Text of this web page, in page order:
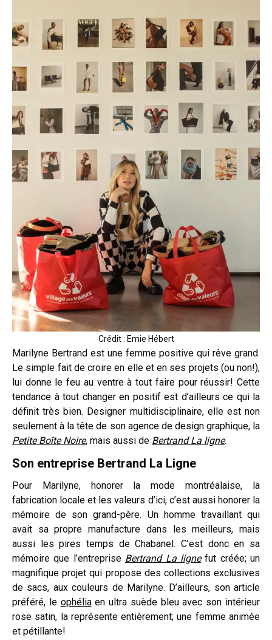
Crédit : Emie Hébert
Marilyne Bertrand est une femme positive qui rêve grand.
Le simple fait de croire en elle et en ses projets (ou non!),
lui donne le feu au ventre à tout faire pour réussir! Cette
tendance à tout changer en positif est d’ailleurs ce qui la
définit très bien. Designer multidisciplinaire, elle est non
seulement à la tête de son agence de design graphique, la
Petite Boîte Noire, mais aussi de Bertrand La ligne.
Son entreprise Bertrand La Ligne
Pour Marilyne, honorer la mode montréalaise, la
fabrication locale et les valeurs d’ici, c’est aussi honorer la
mémoire de son grand-père. Un homme travaillant qui
avait sa propre manufacture dans les meilleurs, mais
aussi les pires temps de Chabanel. C’est donc en sa
mémoire que l’entreprise Bertrand La lignefut créée; un
magnifique projet qui propose des collections exclusives
de sacs, aux couleurs de Marilyne. D’ailleurs, son article
préféré, le ophéliaen ultra suède bleu avec son intérieur
rose satin, la représente entièrement; une femme animée
et pétillante!